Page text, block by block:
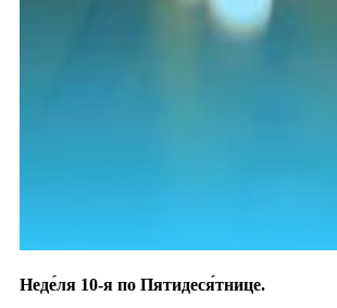
Неде́ля 10-я по Пятидеся́тнице.